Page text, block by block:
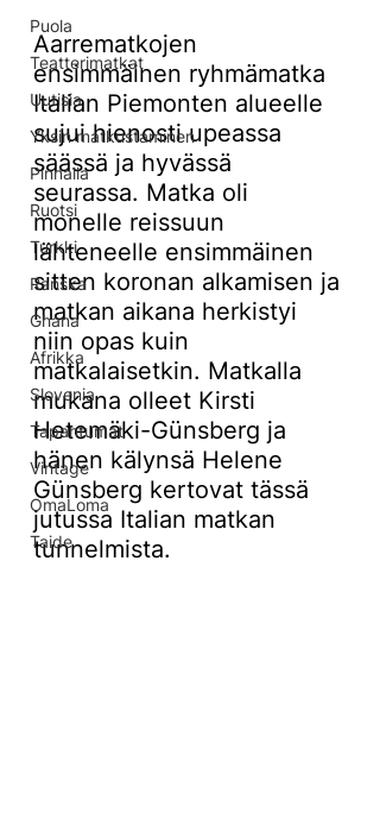
Puola
Teatterimatkat
Uutisia
Yksin matkustaminen
Pinnalla
Ruotsi
Turkki
Ranska
Ghana
Afrikka
Slovenia
Tapahtumat
Vintage
OmaLoma
Taide
Aarrematkojen
ensimmäinen ryhmämatka
Italian Piemonten alueelle
sujui hienosti upeassa
säässä ja hyvässä
seurassa. Matka oli
monelle reissuun
lähteneelle ensimmäinen
sitten koronan alkamisen ja
matkan aikana herkistyi
niin opas kuin
matkalaisetkin. Matkalla
mukana olleet Kirsti
Hetemäki-Günsberg ja
hänen kälynsä Helene
Günsberg kertovat tässä
jutussa Italian matkan
tunnelmista.